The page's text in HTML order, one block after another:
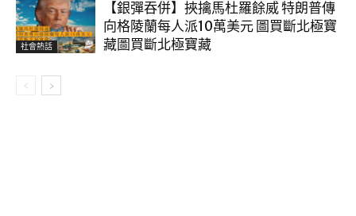
社會熱話
【銀彈吞併】挾擒馬杜羅餘威 特朗普傳
向格陵蘭每人派10萬美元 圖買斷北極寶
藏圖買斷北極寶藏